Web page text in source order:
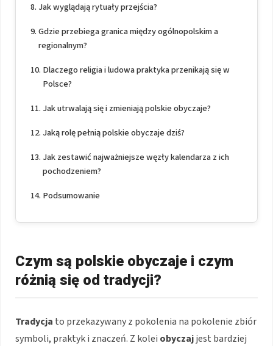
Jak wyglądają rytuały przejścia?
Gdzie przebiega granica między ogólnopolskim a
regionalnym?
Dlaczego religia i ludowa praktyka przenikają się w
Polsce?
Jak utrwalają się i zmieniają polskie obyczaje?
Jaką rolę pełnią polskie obyczaje dziś?
Jak zestawić najważniejsze węzły kalendarza z ich
pochodzeniem?
Podsumowanie
Czym są polskie obyczaje i czym
różnią się od tradycji?
Tradycja to przekazywany z pokolenia na pokolenie zbiór
symboli, praktyk i znaczeń. Z kolei obyczajjest bardziej